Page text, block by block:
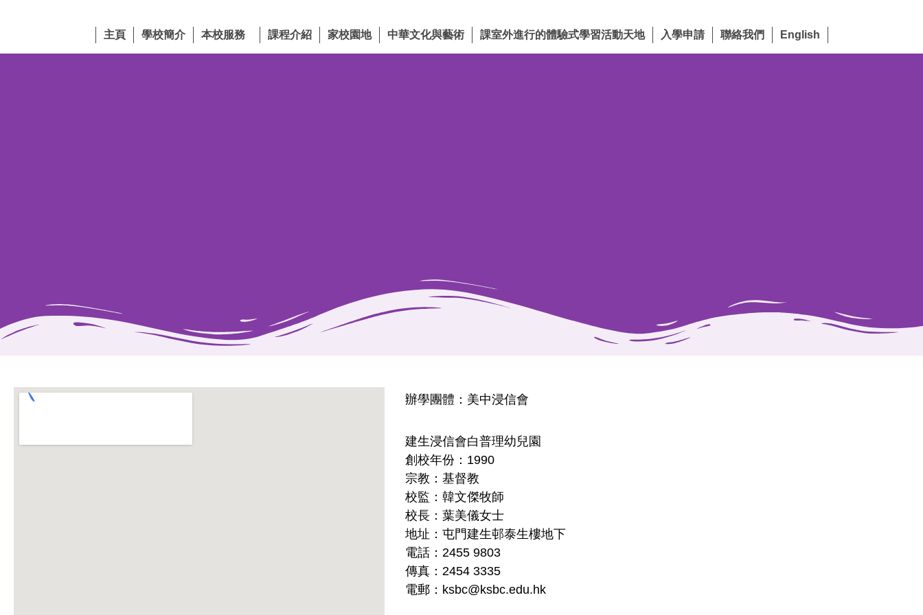
主頁 學校簡介 本校服務 課程介紹 家校園地 中華文化與藝術 課室外進行的體驗式學習活動天地 入學申請 聯絡我們 English
聯絡
辦學團體：美中浸信會
建生浸信會白普理幼兒園
創校年份：1990
宗教：基督教
校監：韓文傑牧師
校長：葉美儀女士
地址：屯門建生邨泰生樓地下
電話：2455 9803
傳真：2454 3335
電郵：ksbc@ksbc.edu.hk